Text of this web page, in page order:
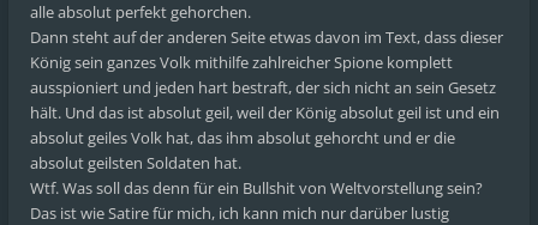
alle absolut perfekt gehorchen.
Dann steht auf der anderen Seite etwas davon im Text, dass dieser
König sein ganzes Volk mithilfe zahlreicher Spione komplett
ausspioniert und jeden hart bestraft, der sich nicht an sein Gesetz
hält. Und das ist absolut geil, weil der König absolut geil ist und ein
absolut geiles Volk hat, das ihm absolut gehorcht und er die
absolut geilsten Soldaten hat.
Wtf. Was soll das denn für ein Bullshit von Weltvorstellung sein?
Das ist wie Satire für mich, ich kann mich nur darüber lustig